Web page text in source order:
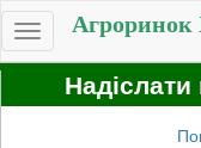
Toggle
navigation